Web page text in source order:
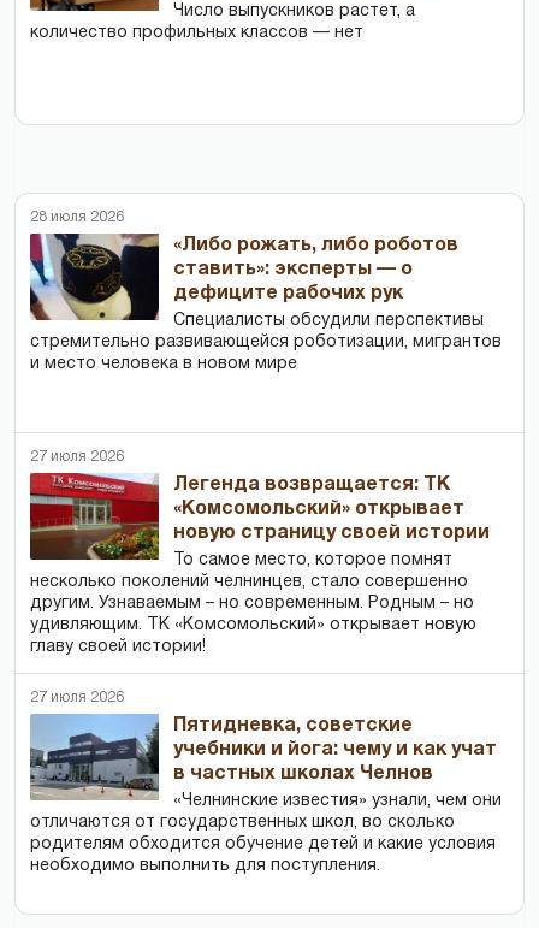
Число выпускников растет, а
количество профильных классов — нет
28 июля 2026
«Либо рожать, либо роботов
ставить»: эксперты — о
дефиците рабочих рук
Специалисты обсудили перспективы
стремительно развивающейся роботизации, мигрантов
и место человека в новом мире
27 июля 2026
Легенда возвращается: ТК
«Комсомольский» открывает
новую страницу своей истории
То самое место, которое помнят
несколько поколений челнинцев, стало совершенно
другим. Узнаваемым – но современным. Родным – но
удивляющим. ТК «Комсомольский» открывает новую
главу своей истории!
27 июля 2026
Пятидневка, советские
учебники и йога: чему и как учат
в частных школах Челнов
«Челнинские известия» узнали, чем они
отличаются от государственных школ, во сколько
родителям обходится обучение детей и какие условия
необходимо выполнить для поступления.